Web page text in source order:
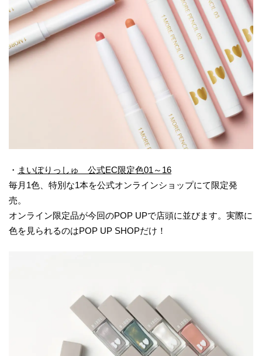
・ まいぽりっしゅ 公式EC限定色01～ 16
毎月1色、特別な1本を公式オンラインショップにて限定発
売。
オンライン限定品が今回のPOP UPで店頭に並びます。実際に
色を見られるのはPOP UP SHOPだけ！